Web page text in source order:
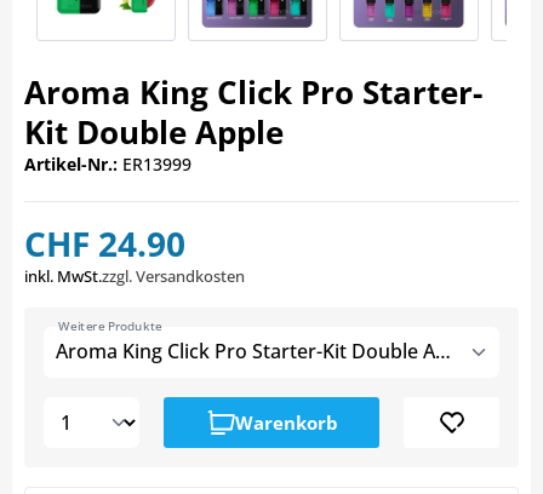
Aroma King Click Pro Starter-
Kit Double Apple
Artikel-Nr.: ER13999
CHF 24.90
inkl. MwSt.zzgl. Versandkosten
Aroma King Click Pro Starter-Kit Double Apple
Weitere Produkte
Warenkorb